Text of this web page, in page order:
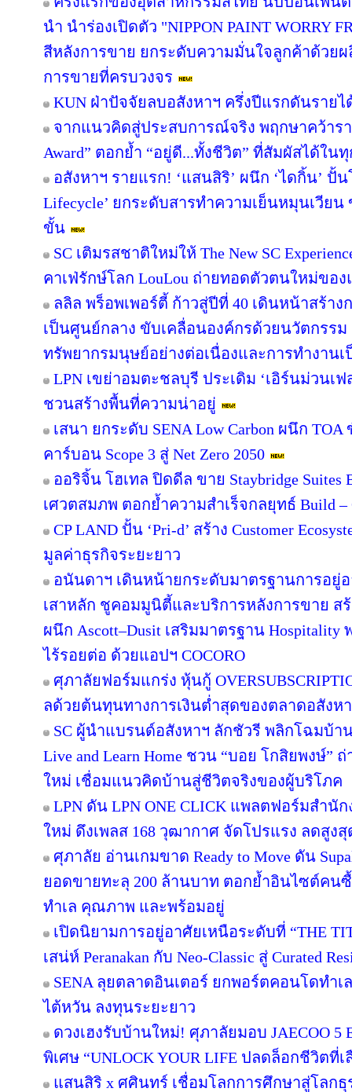
นำ นำร่องเปิดตัว "NIPPON PAINT
สีหลังการขาย ยกระดับความมั่นใจลูกค้าด้ว
การขายที่ครบวงจร
KUN ฝ่าปัจจัยลบอสังหาฯ ครึ่งปีแรกดันรายไ
จากแนวคิดสู่ประสบการณ์จริง พฤกษาคว้ารา
Award” ตอกย้ำ “อยู่ดี...ทั้งชีวิต” ที่สัมผัสได้ใน
อสังหาฯ รายแรก! ‘แสนสิริ’ ผนึก ‘ไดกิ้น’ ปั้น
Lifecycle’ ยกระดับสารทำความเย็นหมุนเวียน
ขั้น
SC เติมรสชาติใหม่ให้ The New SC
คาเฟ่รักษ์โลก LouLou ถ่ายทอดตัวตนใหม่ขอ
ลลิล พร็อพเพอร์ตี้ ก้าวสู่ปีที่ 40 เดินหน้าสร้า
เป็นศูนย์กลาง ขับเคลื่อนองค์กรด้วยนวัตกรร
ทรัพยากรมนุษย์อย่างต่อเนื่องและการทำงาน
LPN เขย่าอมตะชลบุรี ประเดิม ‘เอิร์นม่วนเฟ
ชวนสร้างพื้นที่ความน่าอยู่
เสนา ยกระดับ SENA Low Carbon ผนึก TOA
คาร์บอน Scope 3 สู่ Net Zero 2050
ออริจิ้น โฮเทล ปิดดีล ขาย Staybridge Suites
เศวตสมภพ ตอกย้ำความสำเร็จกลยุทธ์ Build –
CP LAND ปั้น ‘Pri-d’ สร้าง Customer
มูลค่าธุรกิจระยะยาว
อนันดาฯ เดินหน้ายกระดับมาตรฐานการอยู่อ
เสาหลัก ชูคอมมูนิตี้และบริการหลังการขาย สร้
ผนึก Ascott–Dusit เสริมมาตรฐาน
ไร้รอยต่อ ด้วยแอปฯ COCORO
ศุภาลัยฟอร์มแกร่ง หุ้นกู้
ลด้วยต้นทุนทางการเงินต่ำสุดของตลาดอสังห
SC ผู้นำแบรนด์อสังหาฯ ลักชัวรี พลิกโฉมบ้า
Live and Learn Home ชวน “บอย โกสิยพงษ์”
ใหม่ เชื่อมแนวคิดบ้านสู่ชีวิตจริงของผู้บริโภค
LPN ดัน LPN ONE CLICK แพลตฟอร์มสำนั
ใหม่ ดึงเพลส 168 วุฒากาศ จัดโปรแรง ลดสูงสุ
ศุภาลัย อ่านเกมขาด Ready to Move ดัน
ยอดขายทะลุ 200 ล้านบาท ตอกย้ำอินไซต์คน
ทำเล คุณภาพ และพร้อมอยู่
เปิดนิยามการอยู่อาศัยเหนือระดับที่ “THE
เสน่ห์ Peranakan กับ Neo-Classic สู่ Curated
SENA ลุยตลาดอินเตอร์ ยกพอร์ตคอนโดทำเ
ไต้หวัน ลงทุนระยะยาว
ดวงเฮงรับบ้านใหม่! ศุภาลัยมอบ JAECOO
พิเศษ “UNLOCK YOUR LIFE ปลดล็อกชีวิตที่เ
แสนสิริ x ศศินทร์ เชื่อมโลกการศึกษาสู่โลกธุ